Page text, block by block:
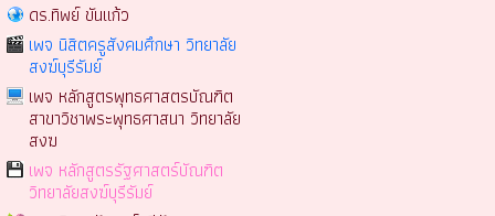
ดร.ทิพย์ ขันแก้ว
เพจ นิสิตครูสังคมศึกษา วิทยาลัย
สงฆ์บุรีรัมย์
เพจ หลักสูตรพุทธศาสตรบัณฑิต
สาขาวิชาพระพุทธศาสนา วิทยาลัย
สงฆ
เพจ หลักสูตรรัฐศาสตร์บัณฑิต
วิทยาลัยสงฆ์บุรีรัมย์